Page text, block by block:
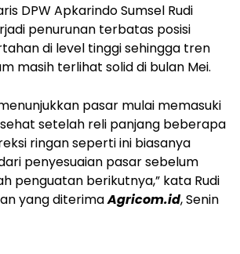
DPW Apkarindo Sumsel Rudi
penurunan terbatas posisi
di level tinggi sehingga tren
masih terlihat solid di bulan Mei.
pasar mulai memasuki
setelah reli panjang beberapa
ringan seperti ini biasanya
penyesuaian pasar sebelum
penguatan berikutnya,” kata Rudi
yang diterimaAgricom.id, Senin